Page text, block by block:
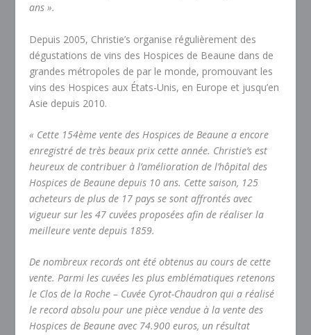
ans ».
Depuis 2005, Christie’s organise régulièrement des
dégustations de vins des Hospices de Beaune dans de
grandes métropoles de par le monde, promouvant les
vins des Hospices aux États-Unis, en Europe et jusqu’en
Asie depuis 2010.
« Cette 154ème vente des Hospices de Beaune a encore
enregistré de très beaux prix cette année. Christie’s est
heureux de contribuer à l’amélioration de l’hôpital des
Hospices de Beaune depuis 10 ans. Cette saison, 125
acheteurs de plus de 17 pays se sont affrontés avec
vigueur sur les 47 cuvées proposées afin de réaliser la
meilleure vente depuis 1859.
De nombreux records ont été obtenus au cours de cette
vente. Parmi les cuvées les plus emblématiques retenons
le Clos de la Roche – Cuvée Cyrot-Chaudron qui a réalisé
le record absolu pour une pièce vendue à la vente des
Hospices de Beaune avec 74.900 euros, un résultat